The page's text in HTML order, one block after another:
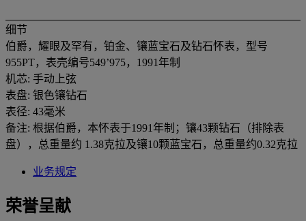
细节
伯爵，耀眼及罕有，铂金、镶蓝宝石及钻石怀表，型号
955PT，表壳编号549’975，1991年制
机芯: 手动上弦
表盘: 银色镶钻石
表径: 43毫米
备注: 根据伯爵，本怀表于1991年制；镶43颗钻石（排除表
盘），总重量约 1.38克拉及镶10颗蓝宝石，总重量约0.32克拉
业务规定
荣誉呈献